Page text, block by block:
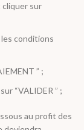
cliquer sur
les conditions
” ;
“VALIDER ” ;
au profit des